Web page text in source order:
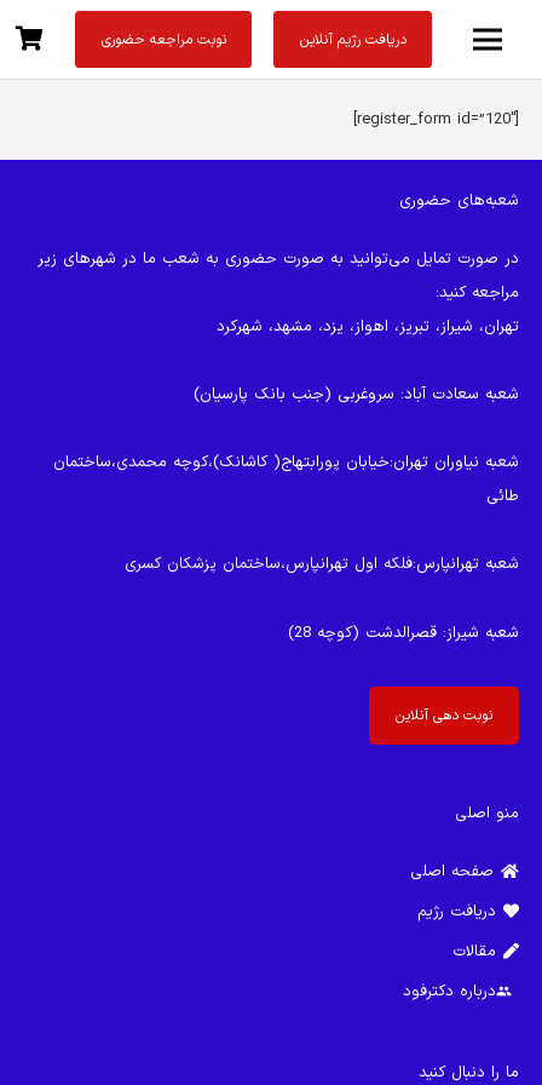
دریافت رژیم آنلاین نوبت مراجعه حضوری
[register_form id=”120″]
شعبه‌های حضوری
در صورت تمایل می‌توانید به صورت حضوری به شعب ما در شهرهای زیر
مراجعه کنید:
تهران، شیراز، تبریز، اهواز، یزد، مشهد، شهرکرد
شعبه سعادت آباد: سروغربی (جنب بانک پارسیان)
شعبه نیاوران تهران:خیابان پورابتهاج( کاشانک)،کوچه محمدی،ساختمان
طائی
شعبه تهرانپارس:فلکه اول تهرانپارس،ساختمان پزشکان کسری
شعبه شیراز: قصرالدشت (کوچه 28)
نوبت دهی آنلاین
منو اصلی
صفحه اصلی
دریافت رژیم
مقالات
groupدرباره دکترفود
ما را دنبال کنید